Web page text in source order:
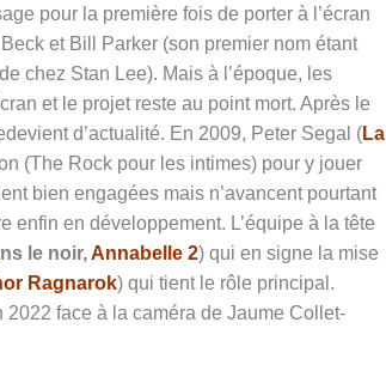
pour la première fois de porter à l’écran
et Bill Parker (son premier nom étant
chez Stan Lee). Mais à l’époque, les
et le projet reste au point mort. Après le
d’actualité. En 2009, Peter Segal (La
(The Rock pour les intimes) pour y jouer
bien engagées mais n’avancent pourtant
enfin en développement. L’équipe à la tête
le noir,Annabelle 2) qui en signe la mise
Ragnarok) qui tient le rôle principal.
face à la caméra de Jaume Collet-